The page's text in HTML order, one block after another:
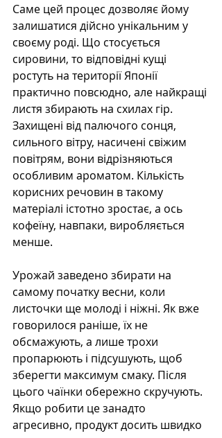
Саме цей процес дозволяє йому
залишатися дійсно унікальним у
своєму роді. Що стосується
сировини, то відповідні кущі
ростуть на території Японії
практично повсюдно, але найкращі
листя збирають на схилах гір.
Захищені від палючого сонця,
сильного вітру, насичені свіжим
повітрям, вони відрізняються
особливим ароматом. Кількість
корисних речовин в такому
матеріалі істотно зростає, а ось
кофеїну, навпаки, виробляється
менше.
Урожай заведено збирати на
самому початку весни, коли
листочки ще молоді і ніжні. Як вже
говорилося раніше, їх не
обсмажують, а лише трохи
пропарюють і підсушують, щоб
зберегти максимум смаку. Після
цього чаїнки обережно скручують.
Якщо робити це занадто
агресивно, продукт досить швидко